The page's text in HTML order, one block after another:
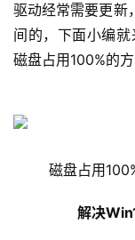
页
1
2
.
驱动经常需要更新
间的，下面小编
磁盘占用100%的方
磁盘占用
解决